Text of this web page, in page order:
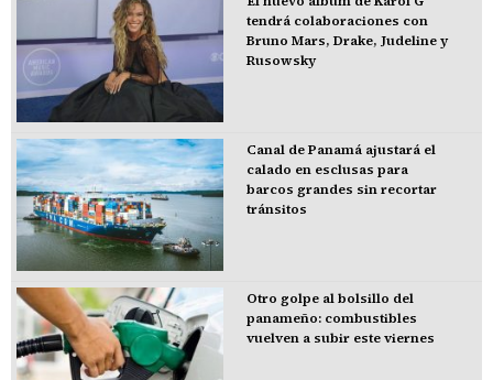
tendrá colaboraciones con
Bruno Mars, Drake, Judeline y
Rusowsky
Canal de Panamá ajustará el
calado en esclusas para
barcos grandes sin recortar
tránsitos
Otro golpe al bolsillo del
panameño: combustibles
vuelven a subir este viernes